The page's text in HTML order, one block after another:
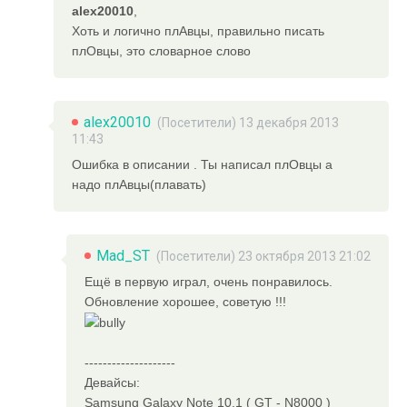
alex20010
Хоть и логично плАвцы, правильно писать
плОвцы, это словарное слово
alex20010 (Посетители) 13 декабря 2013
11:43
Ошибка в описании . Ты написал плОвцы а
надо плАвцы(плавать)
Mad_ST (Посетители) 23 октября 2013 21:02
Ещё в первую играл, очень понравилось.
Обновление хорошее, советую !!!
--------------------
Девайсы:
Samsung Galaxy Note 10.1 ( GT - N8000 )